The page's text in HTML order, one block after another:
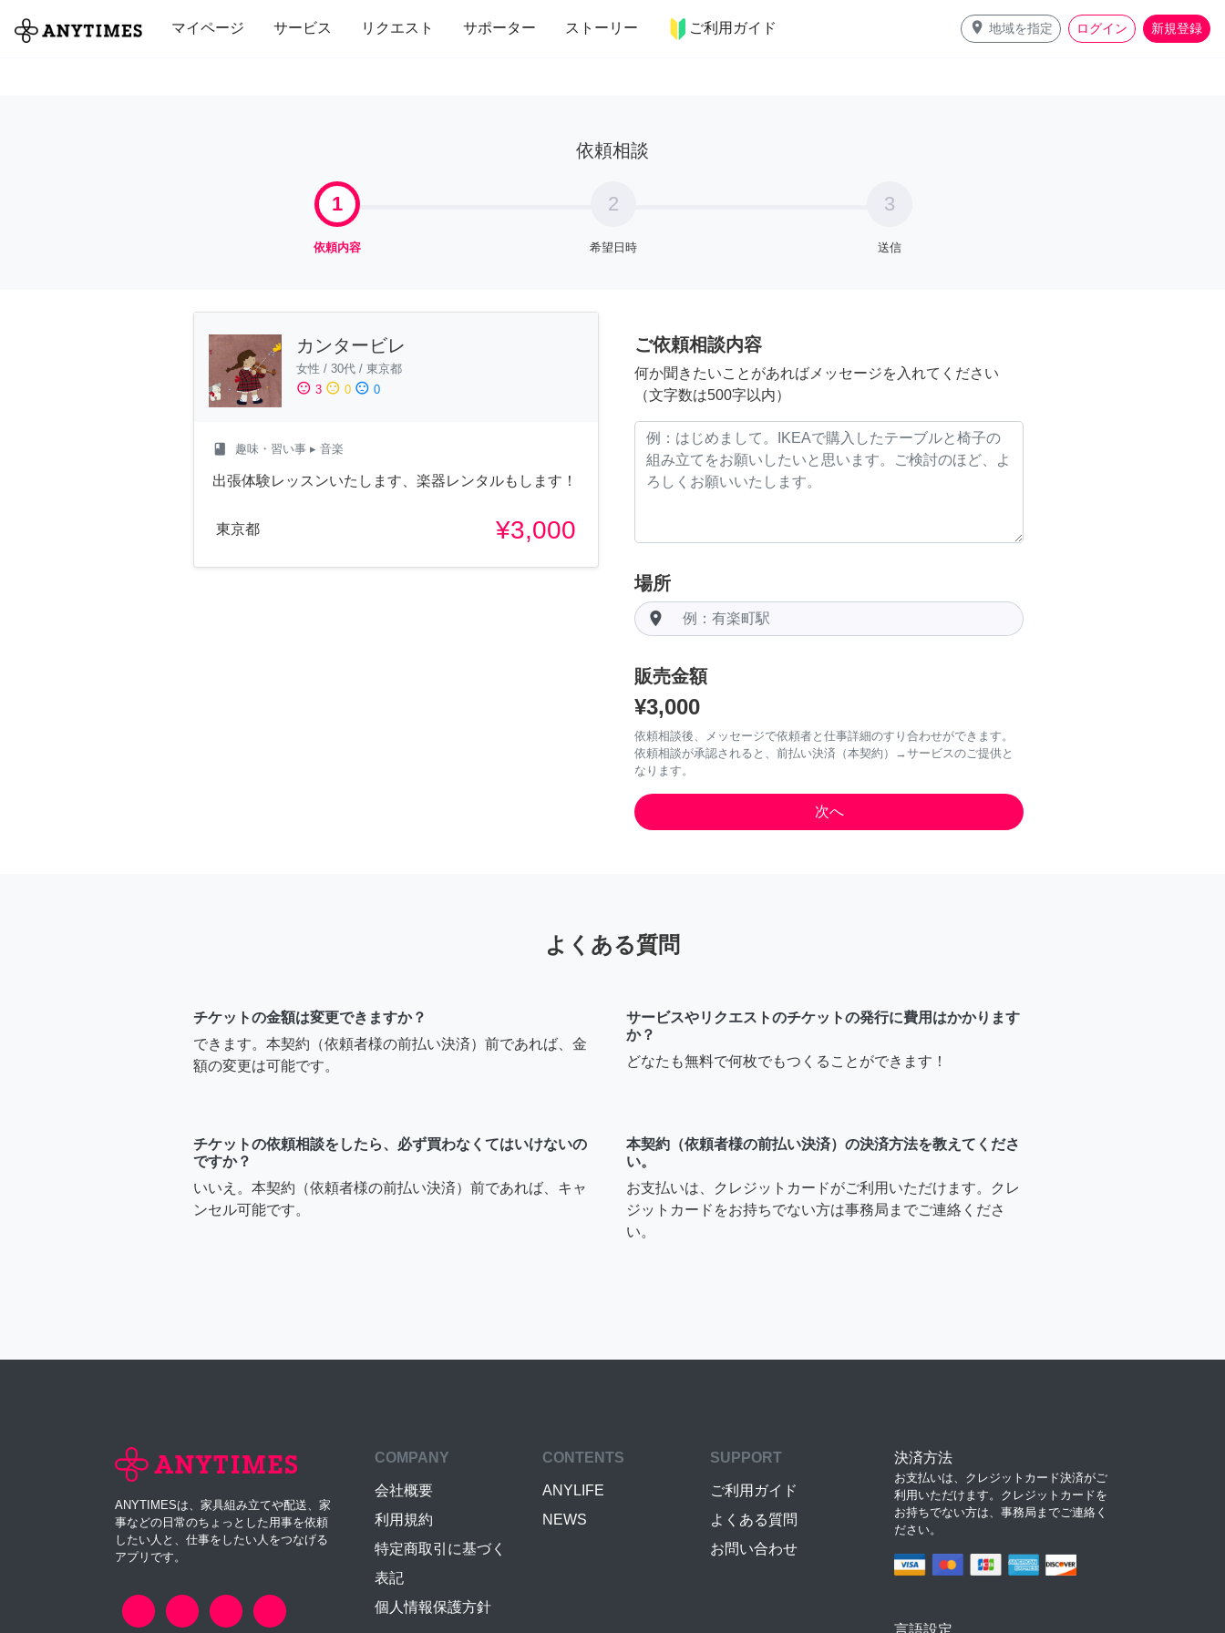
マイページ サービス リクエスト サポーター ストーリー ご利用ガイド place 地域を指定 ログイン 新規登録
全て 修理・組立 家事 引っ越し インテリア 趣味・習い事 ペット 料理
依頼相談
1
依頼内容
2
希望日時
3
送信
カンタービレ
女性 / 30代 / 東京都
sentiment_satisfied 3 sentiment_neutral 0 sentiment_dissatisfied 0
class 趣味・習い事 ▸ 音楽
出張体験レッスンいたします、楽器レンタルもします！
東京都 ¥3,000
ご依頼相談内容
何か聞きたいことがあればメッセージを入れてください
（文字数は500字以内）
場所
room
販売金額
¥3,000
依頼相談後、メッセージで依頼者と仕事詳細のすり合わせができます。
依頼相談が承認されると、前払い決済（本契約）→サービスのご提供と
なります。
よくある質問
チケットの金額は変更できますか？
できます。本契約（依頼者様の前払い決済）前であれば、金
額の変更は可能です。
サービスやリクエストのチケットの発行に費用はかかります
か？
どなたも無料で何枚でもつくることができます！
チケットの依頼相談をしたら、必ず買わなくてはいけないの
ですか？
いいえ。本契約（依頼者様の前払い決済）前であれば、キャ
ンセル可能です。
本契約（依頼者様の前払い決済）の決済方法を教えてくださ
い。
お支払いは、クレジットカードがご利用いただけます。クレ
ジットカードをお持ちでない方は事務局までご連絡くださ
い。
ANYTIMESは、家具組み立てや配送、家
事などの日常のちょっとした用事を依頼
したい人と、仕事をしたい人をつなげる
アプリです。
COMPANY
会社概要
利用規約
特定商取引に基づく
表記
個人情報保護方針
CONTENTS
ANYLIFE
NEWS
SUPPORT
ご利用ガイド
よくある質問
お問い合わせ
決済方法
お支払いは、クレジットカード決済がご
利用いただけます。クレジットカードを
お持ちでない方は、事務局までご連絡く
ださい。
言語設定